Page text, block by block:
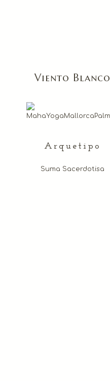
Viento Blanco
Arquetipo
Suma Sacerdotisa